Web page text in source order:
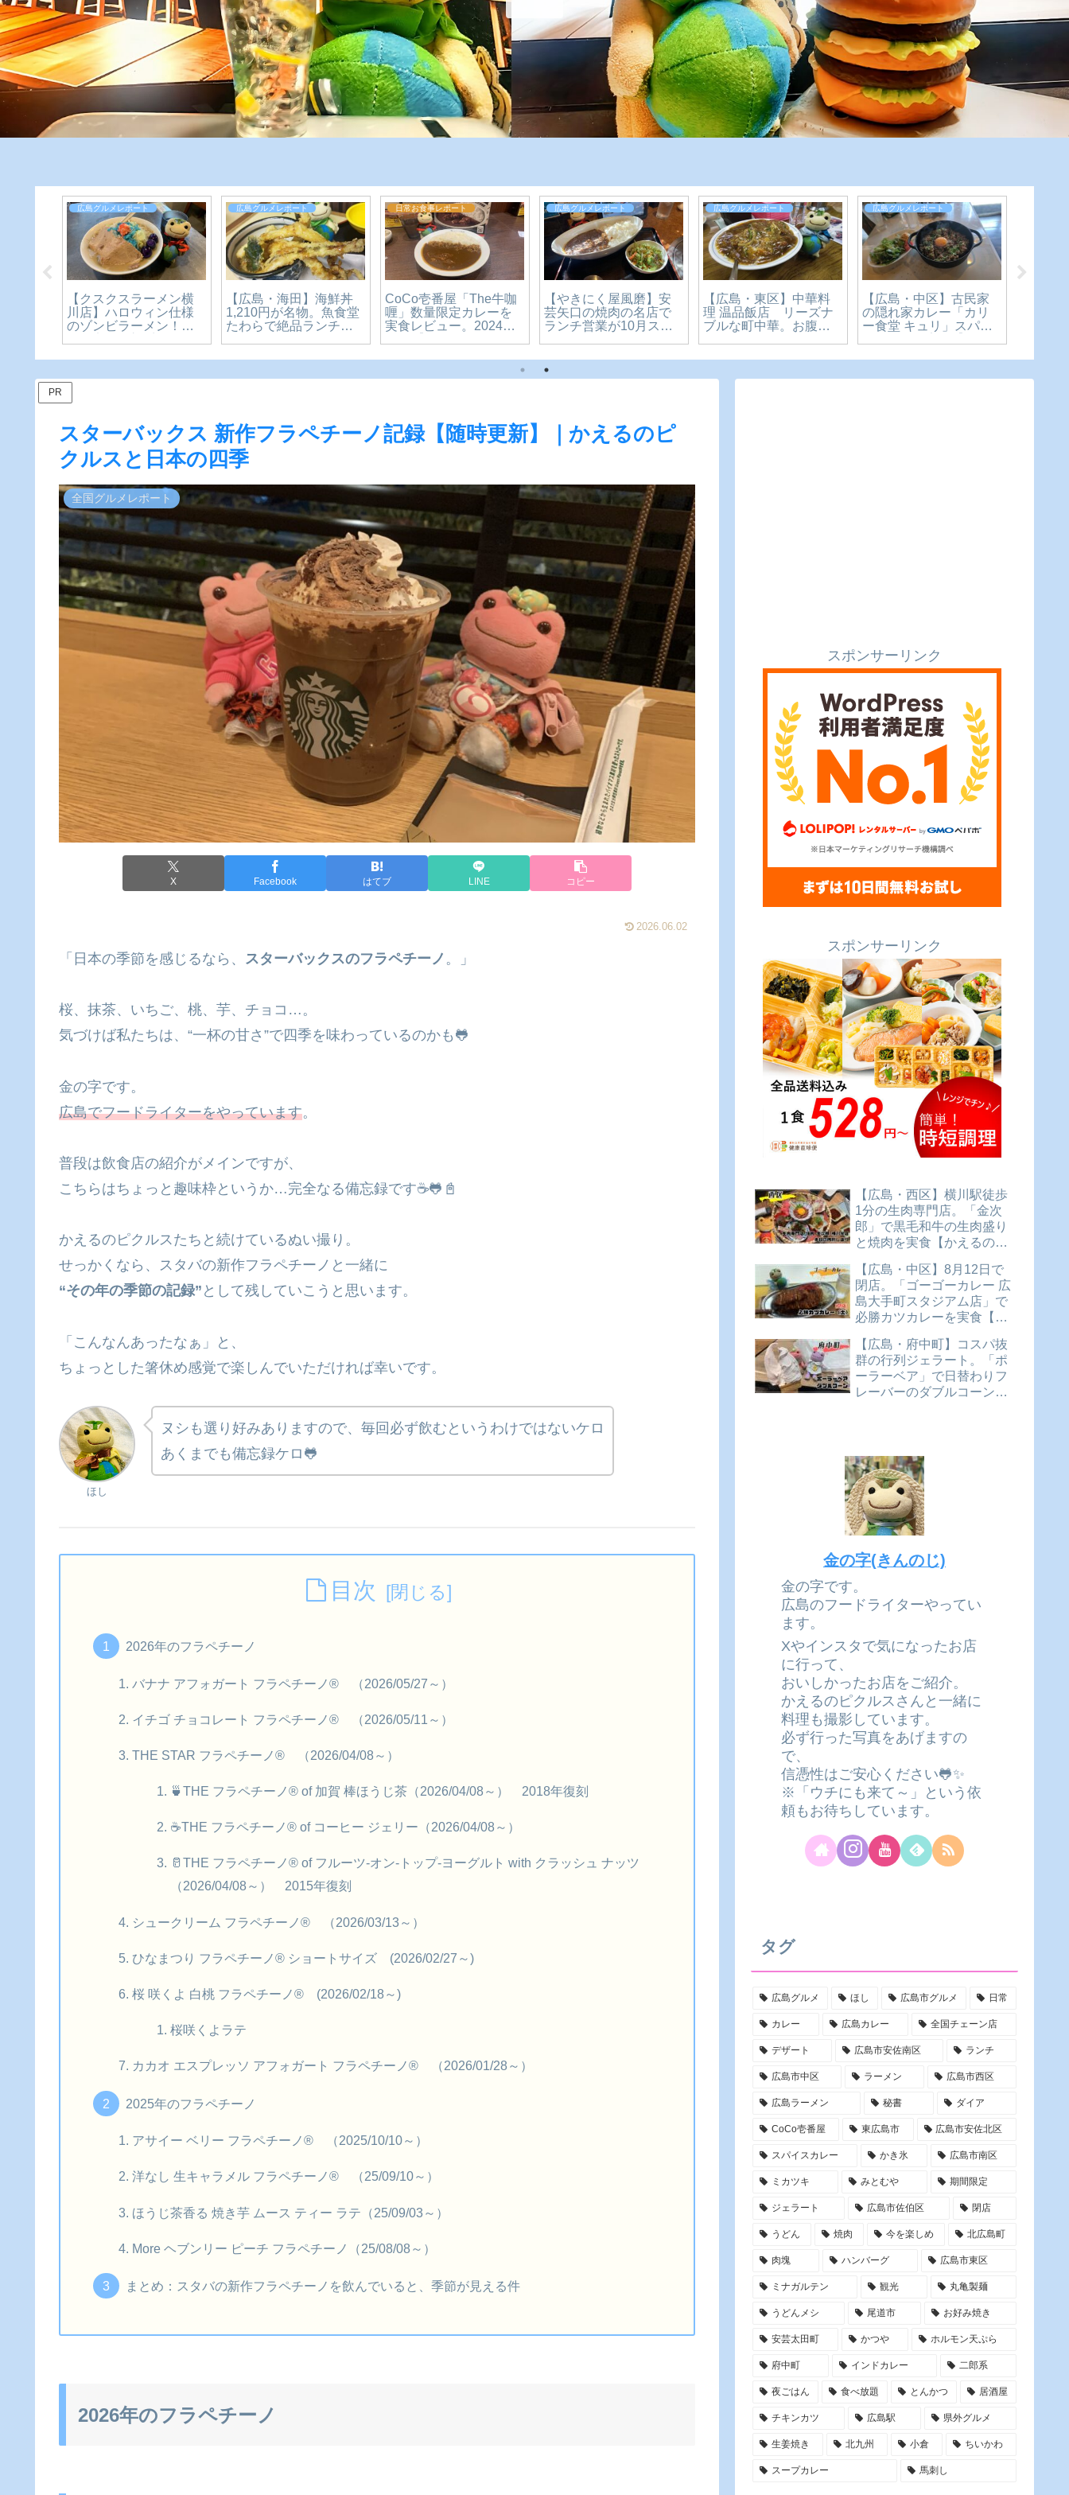
広島グルメレポート
【クスクスラーメン横
川店】ハロウィン仕様
のゾンビラーメン！期
広島グルメレポート
【広島・海田】海鮮丼
1,210円が名物。魚食堂
たわらで絶品ランチを
日常お食事レポート
CoCo壱番屋「The牛咖
喱」数量限定カレーを
実食レビュー。2024年
広島グルメレポート
【やきにく屋風磨】安
芸矢口の焼肉の名店で
ランチ営業が10月スタ
広島グルメレポート
【広島・東区】中華料
理 温品飯店 リーズナ
ブルな町中華。お腹も
ビュー】
広島グルメレポート
【広島・中区】古民家
の隠れ家カレー「カリ
ー食堂 キュリ」スパイ
広島グルメレポート
【移転しました
を楽しめ 祇園店
必死の人気店！
PR
スターバックス 新作フラペチーノ記録【随時更新】｜かえるのピ
クルスと日本の四季
全国グルメレポート
X Facebook はてブ LINE コピー
2026.06.02
「日本の季節を感じるなら、 スターバックスのフラペチーノ 。」
桜、抹茶、いちご、桃、芋、チョコ…。
気づけば私たちは、“一杯の甘さ”で四季を味わっているのかも🐸
金の字です。
広島でフードライターをやっています。
普段は飲食店の紹介がメインですが、
こちらはちょっと趣味枠というか…完全なる備忘録です☕🐸📓
かえるのピクルスたちと続けているぬい撮り。
せっかくなら、スタバの新作フラペチーノと一緒に
“その年の季節の記録” として残していこうと思います。
「こんなんあったなぁ」と、
ちょっとした箸休め感覚で楽しんでいただければ幸いです。
ほし
ヌシも選り好みありますので、毎回必ず飲むというわけではないケロ
あくまでも備忘録ケロ🐸
目次
2026年のフラペチーノ
バナナ アフォガート フラペチーノ® （2026/05/27～）
イチゴ チョコレート フラペチーノ® （2026/05/11～）
THE STAR フラペチーノ® （2026/04/08～）
🍵THE フラペチーノ® of 加賀 棒ほうじ茶（2026/04/08～） 2018年復刻
☕THE フラペチーノ® of コーヒー ジェリー（2026/04/08～）
🥛THE フラペチーノ® of フルーツ-オン-トップ-ヨーグルト with クラッシュ ナッツ
（2026/04/08～） 2015年復刻
シュークリーム フラペチーノ® （2026/03/13～）
ひなまつり フラペチーノ® ショートサイズ (2026/02/27～)
桜 咲くよ 白桃 フラペチーノ® (2026/02/18～)
桜咲くよラテ
カカオ エスプレッソ アフォガート フラペチーノ® （2026/01/28～）
2025年のフラペチーノ
アサイー ベリー フラペチーノ® （2025/10/10～）
洋なし 生キャラメル フラペチーノ® （25/09/10～）
ほうじ茶香る 焼き芋 ムース ティー ラテ（25/09/03～）
More ヘブンリー ピーチ フラペチーノ（25/08/08～）
まとめ：スタバの新作フラペチーノを飲んでいると、季節が見える件
2026年のフラペチーノ
スポンサーリンク
スポンサーリンク
【広島・西区】横川駅徒歩
1分の生肉専門店。「金次
郎」で黒毛和牛の生肉盛り
と焼肉を実食【かえるのピ
【広島・中区】8月12日で
閉店。「ゴーゴーカレー 広
島大手町スタジアム店」で
必勝カツカレーを実食【か
ュー】
【広島・府中町】コスパ抜
群の行列ジェラート。「ポ
ーラーベア」で日替わりフ
レーバーのダブルコーンを
金の字(きんのじ)
金の字です。
広島のフードライターやってい
ます。
Xやインスタで気になったお店
に行って、
おいしかったお店をご紹介。
かえるのピクルスさんと一緒に
料理も撮影しています。
必ず行った写真をあげますの
で、
信憑性はご安心ください🐸✨
※「ウチにも来て～」という依
頼もお待ちしています。
タグ
広島グルメ ほし 広島市グルメ 日常
カレー 広島カレー 全国チェーン店
デザート 広島市安佐南区 ランチ
広島市中区 ラーメン 広島市西区
広島ラーメン 秘書 ダイア
CoCo壱番屋 東広島市 広島市安佐北区
スパイスカレー かき氷 広島市南区
ミカツキ みとむや 期間限定
ジェラート 広島市佐伯区 閉店
うどん 焼肉 今を楽しめ 北広島町
肉塊 ハンバーグ 広島市東区
ミナガルテン 観光 丸亀製麺
うどんメシ 尾道市 お好み焼き
安芸太田町 かつや ホルモン天ぷら
府中町 インドカレー 二郎系
夜ごはん 食べ放題 とんかつ 居酒屋
チキンカツ 広島駅 県外グルメ
生姜焼き 北九州 小倉 ちいかわ
スープカレー 馬刺し